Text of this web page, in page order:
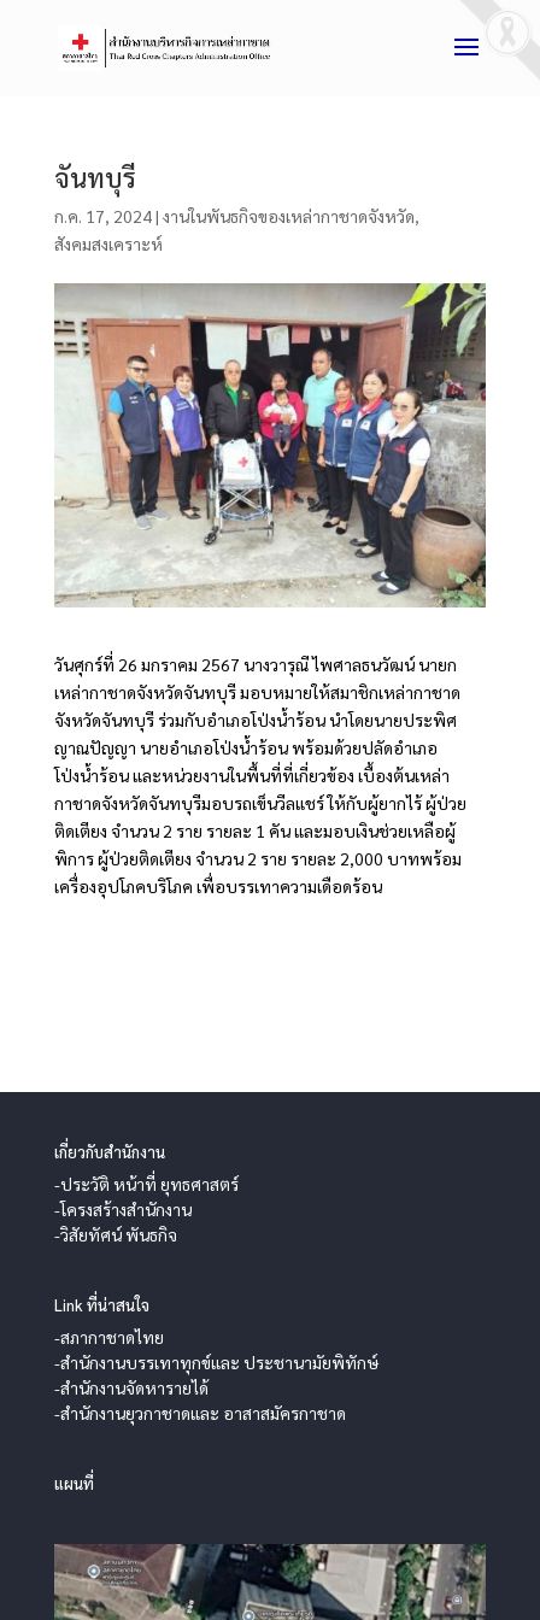
จันทบุรี
ก.ค. 17, 2024| งานในพันธกิจของเหล่ากาชาดจังหวัด,
สังคมสงเคราะห์
วันศุกร์ที่ 26 มกราคม 2567 นางวารุณี ไพศาลธนวัฒน์ นายก
เหล่ากาชาดจังหวัดจันทบุรี มอบหมายให้สมาชิกเหล่ากาชาด
จังหวัดจันทบุรี ร่วมกับอำเภอโป่งน้ำร้อน นำโดยนายประพิศ
ญาณปัญญา นายอำเภอโป่งน้ำร้อน พร้อมด้วยปลัดอำเภอ
โป่งน้ำร้อน และหน่วยงานในพื้นที่ที่เกี่ยวข้อง เบื้องต้นเหล่า
กาชาดจังหวัดจันทบุรีมอบรถเข็นวีลแชร์ ให้กับผู้ยากไร้ ผู้ป่วย
ติดเตียง จำนวน 2 ราย รายละ 1 คัน และมอบเงินช่วยเหลือผู้
พิการ ผู้ป่วยติดเตียง จำนวน 2 ราย รายละ 2,000 บาทพร้อม
เครื่องอุปโภคบริโภค เพื่อบรรเทาความเดือดร้อน
เกี่ยวกับสำนักงาน
-ประวัติ หน้าที่ ยุทธศาสตร์
-โครงสร้างสำนักงาน
-วิสัยทัศน์ พันธกิจ
Link ที่น่าสนใจ
-สภากาชาดไทย
-สำนักงานบรรเทาทุกข์และ ประชานามัยพิทักษ์
-สำนักงานจัดหารายได้
-สำนักงานยุวกาชาดและ อาสาสมัครกาชาด
แผนที่